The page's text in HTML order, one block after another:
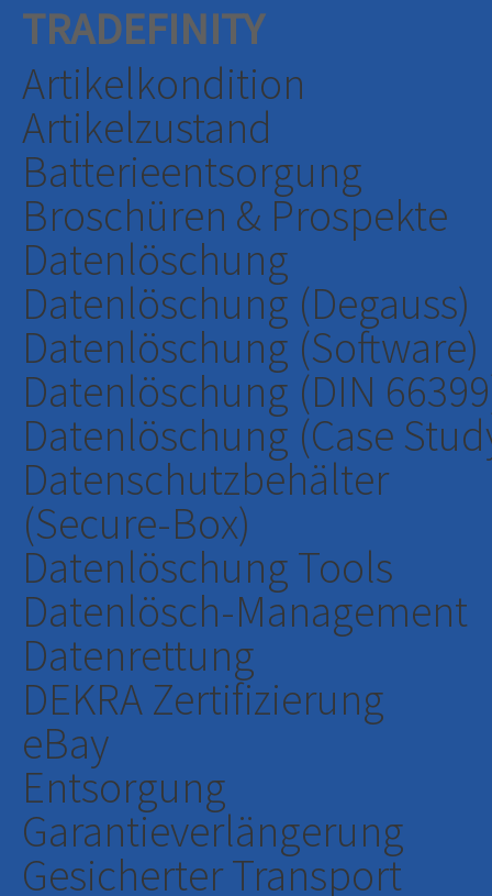
TRADEFINITY
Artikelkondition
Artikelzustand
Batterieentsorgung
Broschüren & Prospekte
Datenlöschung
Datenlöschung (Degauss)
Datenlöschung (Software)
Datenlöschung (DIN
Datenlöschung (Case
Datenschutzbehälter
(Secure-Box)
Datenlöschung Tools
Datenlösch-Management
Datenrettung
DEKRA Zertifizierung
eBay
Entsorgung
Garantieverlängerung
Gesicherter Transport